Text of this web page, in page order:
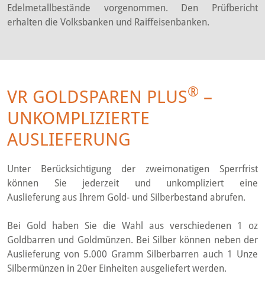
Edelmetallbestände vorgenommen. Den Prüfbericht
erhalten die Volksbanken und Raiffeisenbanken.
VR GOLDSPAREN PLUS® –
UNKOMPLIZIERTE
AUSLIEFERUNG
Unter Berücksichtigung der zweimonatigen Sperrfrist
können Sie jederzeit und unkompliziert eine
Auslieferung aus Ihrem Gold-­ und Silberbestand abrufen.
Bei Gold haben Sie die Wahl aus verschiedenen 1 oz
Goldbarren und Goldmünzen. Bei Silber können neben der
Auslieferung von 5.000 Gramm Silberbarren auch 1 Unze
Silbermünzen in 20er Einheiten ausgeliefert werden.